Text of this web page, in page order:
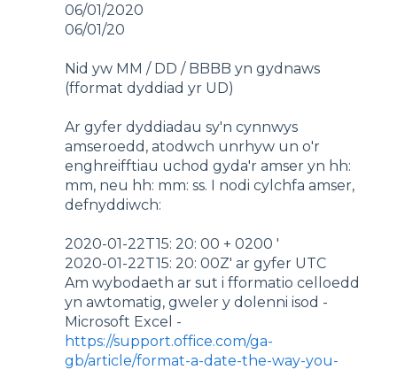
06/01/2020
06/01/20
Nid yw MM / DD / BBBB yn gydnaws
(fformat dyddiad yr UD)
Ar gyfer dyddiadau sy'n cynnwys
amseroedd, atodwch unrhyw un o'r
enghreifftiau uchod gyda'r amser yn hh:
mm, neu hh: mm: ss. I nodi cylchfa amser,
defnyddiwch:
2020-01-22T15: 20: 00 + 0200 '
2020-01-22T15: 20: 00Z' ar gyfer UTC
Am wybodaeth ar sut i fformatio celloedd
yn awtomatig, gweler y dolenni isod -
Microsoft Excel -
https://support.office.com/ga-
gb/article/format-a-date-the-way-you-